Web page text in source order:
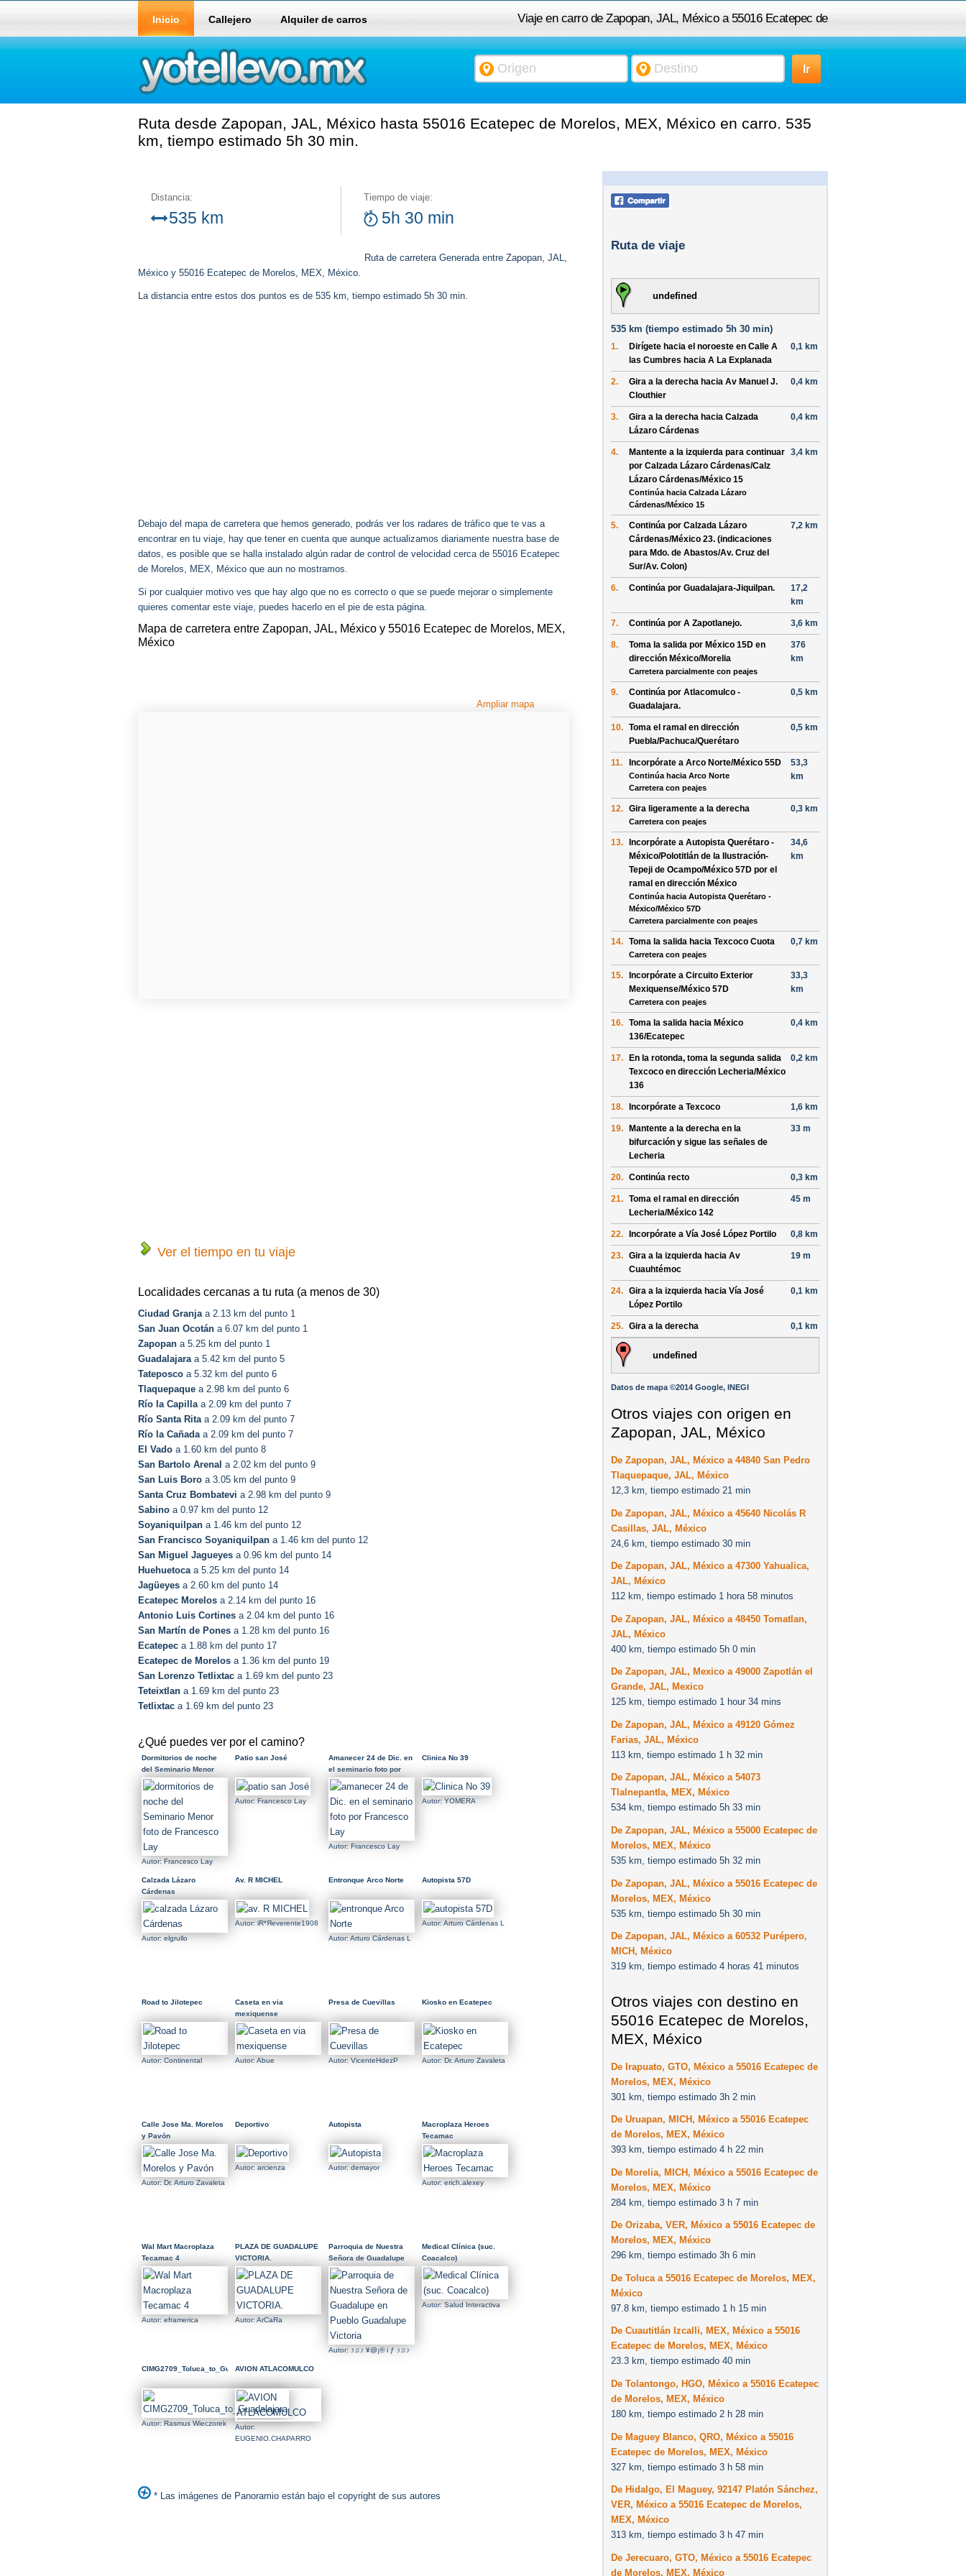
Viaje en carro de Zapopan, JAL, México a 55016 Ecatepec de
Morelos, MEX, México
Inicio Callejero Alquiler de carros
Ruta desde Zapopan, JAL, México hasta 55016 Ecatepec de Morelos, MEX, México en carro. 535
km, tiempo estimado 5h 30 min.
Distancia:
535 km
Tiempo de viaje:
5h 30 min
Ruta de carretera Generada entre Zapopan, JAL,
México y 55016 Ecatepec de Morelos, MEX, México.
La distancia entre estos dos puntos es de 535 km, tiempo estimado 5h 30 min.
Debajo del mapa de carretera que hemos generado, podrás ver los radares de tráfico que te vas a
encontrar en tu viaje, hay que tener en cuenta que aunque actualizamos diariamente nuestra base de
datos, es posible que se halla instalado algún radar de control de velocidad cerca de 55016 Ecatepec
de Morelos, MEX, México que aun no mostramos.
Si por cualquier motivo ves que hay algo que no es correcto o que se puede mejorar o simplemente
quieres comentar este viaje, puedes hacerlo en el pie de esta página.
Mapa de carretera entre Zapopan, JAL, México y 55016 Ecatepec de Morelos, MEX,
México
Ampliar mapa
Ver el tiempo en tu viaje
Localidades cercanas a tu ruta (a menos de 30)
Ciudad Granjaa 2.13 km del punto 1
San Juan Ocotán a 6.07 km del punto 1
Zapopan a 5.25 km del punto 1
Guadalajaraa 5.42 km del punto 5
Tateposco a 5.32 km del punto 6
Tlaquepaque a 2.98 km del punto 6
Río la Capillaa 2.09 km del punto 7
Río Santa Ritaa 2.09 km del punto 7
Río la Cañadaa 2.09 km del punto 7
El Vado a 1.60 km del punto 8
San Bartolo Arenal a 2.02 km del punto 9
San Luis Boro a 3.05 km del punto 9
Santa Cruz Bombatevi a 2.98 km del punto 9
Sabino a 0.97 km del punto 12
Soyaniquilpan a 1.46 km del punto 12
San Francisco Soyaniquilpan a 1.46 km del punto 12
San Miguel Jagueyes a 0.96 km del punto 14
Huehuetocaa 5.25 km del punto 14
Jagüeyes a 2.60 km del punto 14
Ecatepec Morelos a 2.14 km del punto 16
Antonio Luis Cortines a 2.04 km del punto 16
San Martín de Pones a 1.28 km del punto 16
Ecatepec a 1.88 km del punto 17
Ecatepec de Morelos a 1.36 km del punto 19
San Lorenzo Tetlixtac a 1.69 km del punto 23
Teteixtlan a 1.69 km del punto 23
Tetlixtac a 1.69 km del punto 23
¿Qué puedes ver por el camino?
Dormitorios de noche
del Seminario Menor
foto de Francesco Lay
Autor: Francesco Lay
Patio san José
Autor: Francesco Lay
Amanecer 24 de Dic. en
el seminario foto por
Francesco Lay
Autor: Francesco Lay
Clinica No 39
Autor: YOMERA
Calzada Lázaro
Cárdenas
Autor: elgrullo
Av. R MICHEL
Autor: iR*Яeverente1908
Entronque Arco Norte
Autor: Arturo Cárdenas L
Autopista 57D
Autor: Arturo Cárdenas L
Road to Jilotepec
Autor: Continental
Caseta en via
mexiquense
Autor: Abue
Presa de Cuevillas
Autor: VicenteHdezP
Kiosko en Ecatepec
Autor: Dr. Arturo Zavaleta
Calle Jose Ma. Morelos
y Pavón
Autor: Dr. Arturo Zavaleta
Deportivo
Autor: arcienza
Autopista
Autor: demayor
Macroplaza Heroes
Tecamac
Autor: erich.alexey
Wal Mart Macroplaza
Tecamac 4
Autor: eframerica
PLAZA DE GUADALUPE
VICTORIA.
Autor: ArCaRa
Parroquia de Nuestra
Señora de Guadalupe
en Pueblo Guadalupe
Victoria
Autor: ♪♫♪ ¥@¡® i ƒ ♪♫♪
Medical Clínica (suc.
Coacalco)
Autor: Salud Interactiva
CIMG2709_Toluca_to_Guadalajara
Autor: Rasmus Wieczorek
AVION ATLACOMULCO
Autor:
EUGENIO.CHAPARRO
* Las imágenes de Panoramio están bajo el copyright de sus autores
Ruta de viaje
undefined
535 km (tiempo estimado 5h 30 min)
1. Dirígete hacia el noroeste en Calle A
las Cumbres hacia A La Explanada
0,1 km
2. Gira a la derecha hacia Av Manuel J.
Clouthier
0,4 km
3. Gira a la derecha hacia Calzada
Lázaro Cárdenas
0,4 km
4. Mantente a la izquierda para continuar
por Calzada Lázaro Cárdenas/Calz
Lázaro Cárdenas/México 15
Continúa hacia Calzada Lázaro
Cárdenas/México 15
3,4 km
5. Continúa por Calzada Lázaro
Cárdenas/México 23. (indicaciones
para Mdo. de Abastos/Av. Cruz del
Sur/Av. Colon)
7,2 km
6. Continúa por Guadalajara-Jiquilpan.
17,2
km
7. Continúa por A Zapotlanejo. 3,6 km
8. Toma la salida por México 15D en
dirección México/Morelia
Carretera parcialmente con peajes
376
km
9. Continúa por Atlacomulco -
Guadalajara.
0,5 km
10. Toma el ramal en dirección
Puebla/Pachuca/Querétaro
0,5 km
11. Incorpórate a Arco Norte/México 55D
Continúa hacia Arco Norte
Carretera con peajes
53,3
km
12. Gira ligeramente a la derecha
Carretera con peajes
0,3 km
13. Incorpórate a Autopista Querétaro -
México/Polotitlán de la Ilustración-
Tepeji de Ocampo/México 57D por el
ramal en dirección México
Continúa hacia Autopista Querétaro -
México/México 57D
Carretera parcialmente con peajes
34,6
km
14. Toma la salida hacia Texcoco Cuota
Carretera con peajes
0,7 km
15. Incorpórate a Circuito Exterior
Mexiquense/México 57D
Carretera con peajes
33,3
km
16. Toma la salida hacia México
136/Ecatepec
0,4 km
17. En la rotonda, toma la segunda salida
Texcoco en dirección Lecheria/México
136
0,2 km
18. Incorpórate a Texcoco 1,6 km
19. Mantente a la derecha en la
bifurcación y sigue las señales de
Lecheria
33 m
20. Continúa recto 0,3 km
21. Toma el ramal en dirección
Lecheria/México 142
45 m
22. Incorpórate a Vía José López Portilo 0,8 km
23. Gira a la izquierda hacia Av
Cuauhtémoc
19 m
24. Gira a la izquierda hacia Vía José
López Portilo
0,1 km
25. Gira a la derecha 0,1 km
undefined
Datos de mapa ©2014 Google, INEGI
Otros viajes con origen en
Zapopan, JAL, México
De Zapopan, JAL, México a 44840 San Pedro
Tlaquepaque, JAL, México
12,3 km, tiempo estimado 21 min
De Zapopan, JAL, México a 45640 Nicolás R
Casillas, JAL, México
24,6 km, tiempo estimado 30 min
De Zapopan, JAL, México a 47300 Yahualica,
JAL, México
112 km, tiempo estimado 1 hora 58 minutos
De Zapopan, JAL, México a 48450 Tomatlan,
JAL, México
400 km, tiempo estimado 5h 0 min
De Zapopan, JAL, Mexico a 49000 Zapotlán el
Grande, JAL, Mexico
125 km, tiempo estimado 1 hour 34 mins
De Zapopan, JAL, México a 49120 Gómez
Farias, JAL, México
113 km, tiempo estimado 1 h 32 min
De Zapopan, JAL, México a 54073
Tlalnepantla, MEX, México
534 km, tiempo estimado 5h 33 min
De Zapopan, JAL, México a 55000 Ecatepec de
Morelos, MEX, México
535 km, tiempo estimado 5h 32 min
De Zapopan, JAL, México a 55016 Ecatepec de
Morelos, MEX, México
535 km, tiempo estimado 5h 30 min
De Zapopan, JAL, México a 60532 Purépero,
MICH, México
319 km, tiempo estimado 4 horas 41 minutos
Otros viajes con destino en
55016 Ecatepec de Morelos,
MEX, México
De Irapuato, GTO, México a 55016 Ecatepec de
Morelos, MEX, México
301 km, tiempo estimado 3h 2 min
De Uruapan, MICH, México a 55016 Ecatepec
de Morelos, MEX, México
393 km, tiempo estimado 4 h 22 min
De Morelia, MICH, México a 55016 Ecatepec de
Morelos, MEX, México
284 km, tiempo estimado 3 h 7 min
De Orizaba, VER, México a 55016 Ecatepec de
Morelos, MEX, México
296 km, tiempo estimado 3h 6 min
De Toluca a 55016 Ecatepec de Morelos, MEX,
México
97.8 km, tiempo estimado 1 h 15 min
De Cuautitlán Izcalli, MEX, México a 55016
Ecatepec de Morelos, MEX, México
23.3 km, tiempo estimado 40 min
De Tolantongo, HGO, México a 55016 Ecatepec
de Morelos, MEX, México
180 km, tiempo estimado 2 h 28 min
De Maguey Blanco, QRO, México a 55016
Ecatepec de Morelos, MEX, México
327 km, tiempo estimado 3 h 58 min
De Hidalgo, El Maguey, 92147 Platón Sánchez,
VER, México a 55016 Ecatepec de Morelos,
MEX, México
313 km, tiempo estimado 3 h 47 min
De Jerecuaro, GTO, México a 55016 Ecatepec
de Morelos, MEX, México